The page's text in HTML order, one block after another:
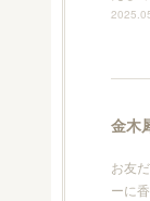
金木
お友
ーに